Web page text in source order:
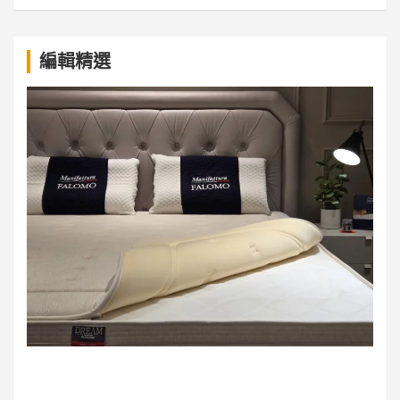
a
編輯精選